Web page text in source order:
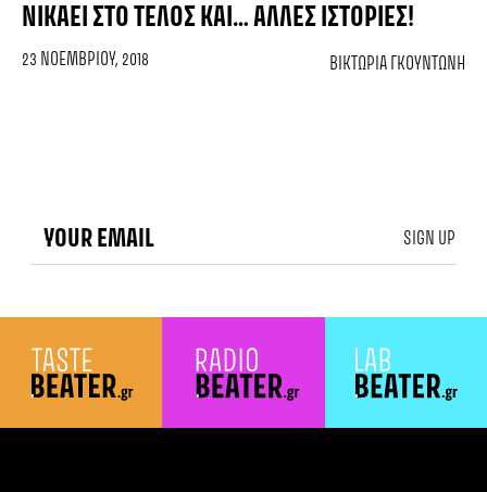
ΝΙΚΆΕΙ ΣΤΟ ΤΈΛΟΣ ΚΑΙ… ΆΛΛΕΣ ΙΣΤΟΡΊΕΣ!
23 ΝΟΕΜΒΡΊΟΥ, 2018 ΒΙΚΤΏΡΙΑ ΓΚΟΥΝΤΏΝΗ
SIGN UP